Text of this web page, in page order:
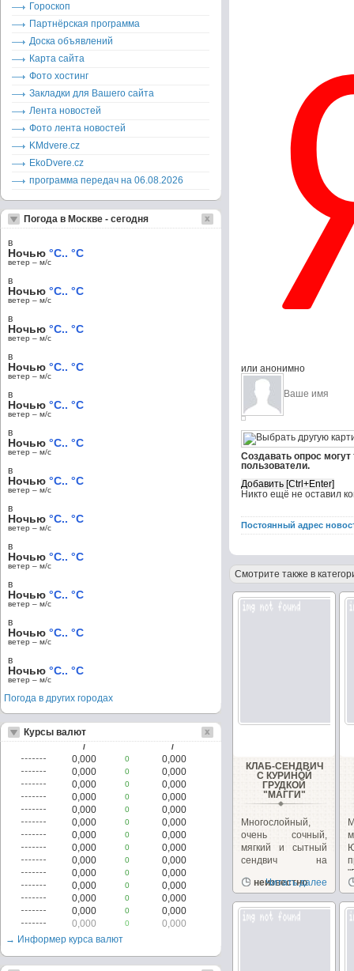
или анонимно
Создавать опрос
пользователи.
Никто ещё не оставил
Постоянный адрес
Смотрите также в
КЛАБ-СЕНДВИЧ
С КУРИНОЙ
ГРУДКОЙ
"МАГГИ"
Многослойный,
очень сочный,
мягкий и сытный
сендвич на
закуску!...
неизвестно
Читать далее
Гороскоп
Партнёрская программа
Доска объявлений
Карта сайта
Фото хостинг
Закладки для Вашего сайта
Лента новостей
Фото лента новостей
KMdvere.cz
EkoDvere.cz
программа передач на 06.08.2026
Погода в Москве - сегодня
в
Ночью °C.. °C
ветер – м/c
в
Ночью °C.. °C
ветер – м/c
в
Ночью °C.. °C
ветер – м/c
в
Ночью °C.. °C
ветер – м/c
в
Ночью °C.. °C
ветер – м/c
в
Ночью °C.. °C
ветер – м/c
в
Ночью °C.. °C
ветер – м/c
в
Ночью °C.. °C
ветер – м/c
в
Ночью °C.. °C
ветер – м/c
в
Ночью °C.. °C
ветер – м/c
в
Ночью °C.. °C
ветер – м/c
в
Ночью °C.. °C
ветер – м/c
Погода в других городах
Курсы валют
/ /
0,000 0
0,000
0,000
0
0,000
0,000
0
0,000
0,000
0
0,000
0,000
0
0,000
0,000
0
0,000
0,000
0
0,000
0,000
0
0,000
0,000
0
0,000
0,000
0
0,000
0,000
0
0,000
0,000
0
0,000
0,000
0
0,000
0,000
0
0,000
→ Информер курса валют